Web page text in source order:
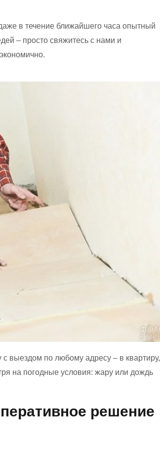
в течение ближайшего часа опытный
– просто свяжитесь с нами и
выездом по любому адресу – в квартиру,
на погодные условия: жару или дождь
решение